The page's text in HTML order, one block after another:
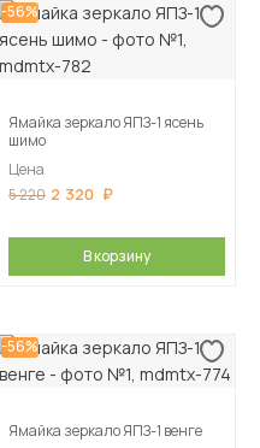
-56%
Ямайка зеркало ЯПЗ-1 ясень
шимо
Цена
5 220 2 320
В корзину
-56%
Ямайка зеркало ЯПЗ-1 венге